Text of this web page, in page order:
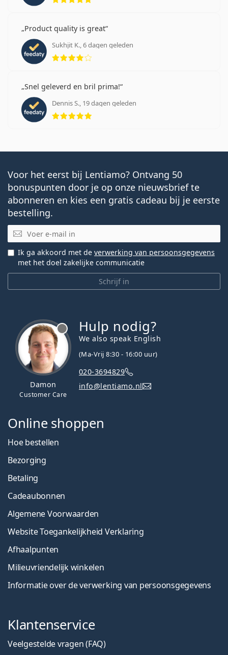
Product quality is great
Sukhjit K., 6 dagen geleden
Beoordeling 4 van 5
Snel geleverd en bril prima!
Dennis S., 19 dagen geleden
Beoordeling 5 van 5
Voor het eerst bij Lentiamo? Ontvang 50
bonuspunten door je op onze nieuwsbrief te
abonneren en kies een gratis cadeau bij je eerste
bestelling.
E-mail
Schrijf in
Ik ga akkoord met de verwerking van persoonsgegevens
met het doel zakelijke communicatie
Damon
Customer Care
Hulp nodig?
We also speak English
(Ma-Vrij 8:30 - 16:00 uur)
020-3694829
info@lentiamo.nl
Online shoppen
Hoe bestellen
Bezorging
Betaling
Cadeaubonnen
Algemene Voorwaarden
Website Toegankelijkheid Verklaring
Afhaalpunten
Milieuvriendelijk winkelen
Informatie over de verwerking van persoonsgegevens
Klantenservice
Veelgestelde vragen (FAQ)